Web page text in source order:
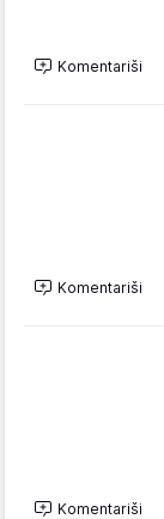
Komentariši
Komentariši
Komentariši